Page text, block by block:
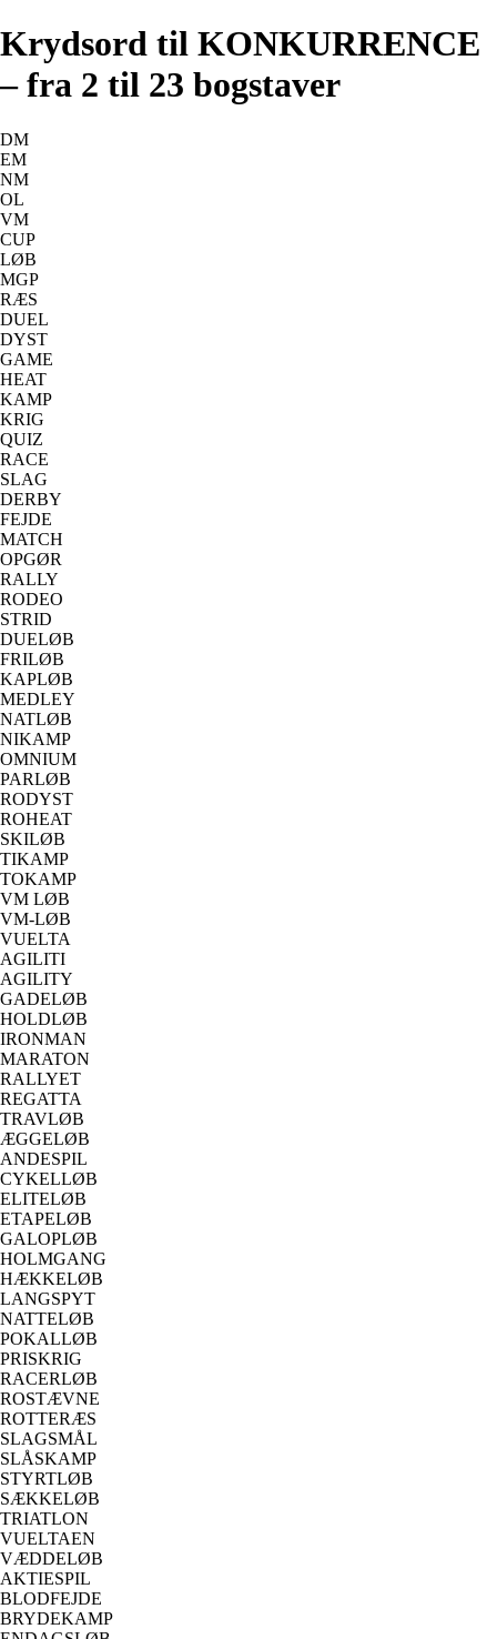
Krydsord til KONKURRENCE
– fra 2 til 23 bogstaver
DM
EM
NM
OL
VM
CUP
LØB
MGP
RÆS
DUEL
DYST
GAME
HEAT
KAMP
KRIG
QUIZ
RACE
SLAG
DERBY
FEJDE
MATCH
OPGØR
RALLY
RODEO
STRID
DUELØB
FRILØB
KAPLØB
MEDLEY
NATLØB
NIKAMP
OMNIUM
PARLØB
RODYST
ROHEAT
SKILØB
TIKAMP
TOKAMP
VM LØB
VM-LØB
VUELTA
AGILITI
AGILITY
GADELØB
HOLDLØB
IRONMAN
MARATON
RALLYET
REGATTA
TRAVLØB
ÆGGELØB
ANDESPIL
CYKELLØB
ELITELØB
ETAPELØB
GALOPLØB
HOLMGANG
HÆKKELØB
LANGSPYT
NATTELØB
POKALLØB
PRISKRIG
RACERLØB
ROSTÆVNE
ROTTERÆS
SLAGSMÅL
SLÅSKAMP
STYRTLØB
SÆKKELØB
TRIATLON
VUELTAEN
VÆDDELØB
AKTIESPIL
BLODFEJDE
BRYDEKAMP